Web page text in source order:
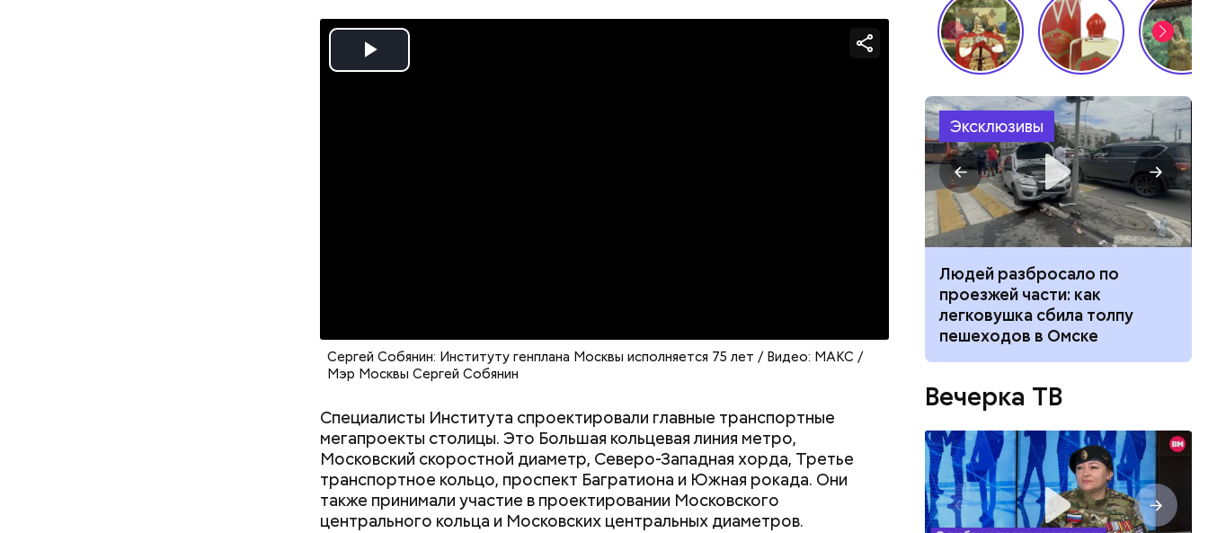
Play
Сергей Собянин: Институту генплана Москвы исполняется 75 лет / Видео: МАКС /
Мэр Москвы Сергей Собянин
Специалисты Института спроектировали главные транспортные
мегапроекты столицы. Это Большая кольцевая линия метро,
Московский скоростной диаметр, Северо-Западная хорда, Третье
транспортное кольцо, проспект Багратиона и Южная рокада. Они
также принимали участие в проектировании Московского
центрального кольца и Московских центральных диаметров.
Ранее он сообщил, что 16 столичных учеников 5–7-х классов
победителями , еще 17 получили дипломы призеров на всероссийском
этом году она достигла максимального показателя за последние пять
лет. Так, за первые семь месяцев года проложено 14,7 километра
тоннелей, в работах задействованы 25 станций и 10
тоннелепроходческих механизированных комплексов.
Эксклюзивы
Людей разбросало по
проезжей части: как
легковушка сбила толпу
пешеходов в Омске
Вечерка ТВ